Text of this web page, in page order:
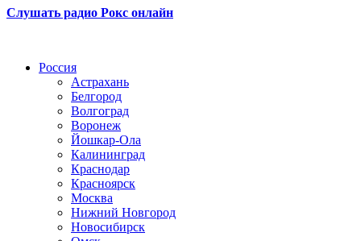
Слушать радио Рокс онлайн
Россия
Астрахань
Белгород
Волгоград
Воронеж
Йошкар-Ола
Калининград
Краснодар
Красноярск
Москва
Нижний Новгород
Новосибирск